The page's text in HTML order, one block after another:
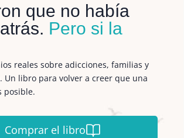
que no había
Pero si la
reales sobre adicciones, familias y
Un libro para volver a creer que una
posible.
Comprar el libro